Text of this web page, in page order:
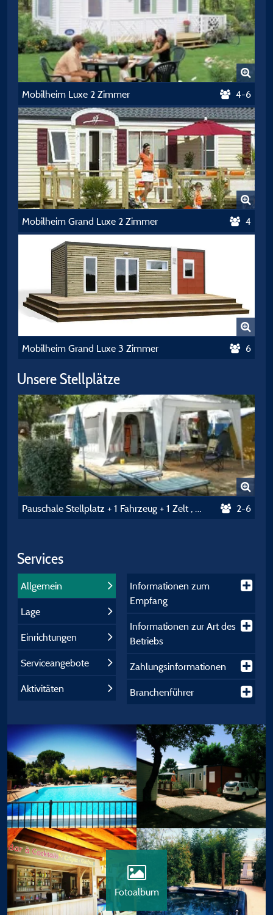
Mobilheim Luxe 2 Zimmer 4-6
Mobilheim Grand Luxe 2 Zimmer 4
Mobilheim Grand Luxe 3 Zimmer 6
Unsere Stellplätze
Pauschale Stellplatz + 1 Fahrzeug + 1 Zelt , Wohnwagen Oder Wohnmobil 2-6
Services
Allgemein
Lage
Einrichtungen
Serviceangebote
Aktivitäten
Informationen zum
Empfang
Informationen zur Art des
Betriebs
Zahlungsinformationen
Branchenführer
Fotoalbum